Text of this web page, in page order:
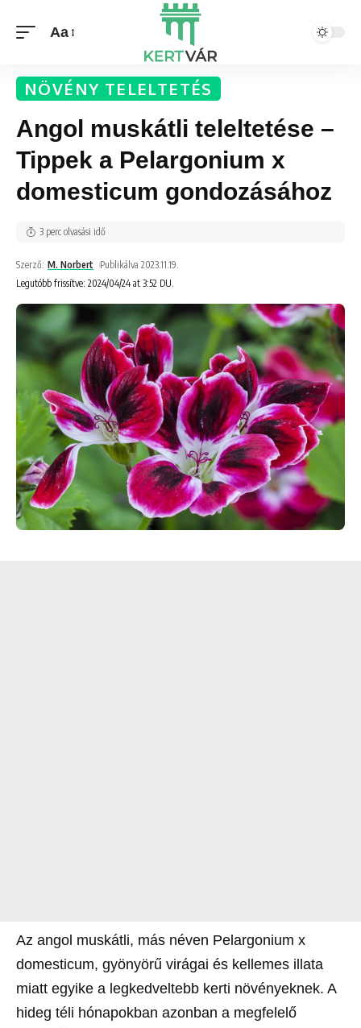
Aa
NÖVÉNY TELELTETÉS
Angol muskátli teleltetése –
Tippek a Pelargonium x
domesticum gondozásához
Legutóbb frissítve: 2024/04/24 at 3:52 DU.
Szerző: M. Norbert Publikálva 2023.11.19.
3 perc olvasási idő
Az angol muskátli, más néven Pelargonium x
domesticum, gyönyörű virágai és kellemes illata
miatt egyike a legkedveltebb kerti növényeknek. A
hideg téli hónapokban azonban a megfelelő